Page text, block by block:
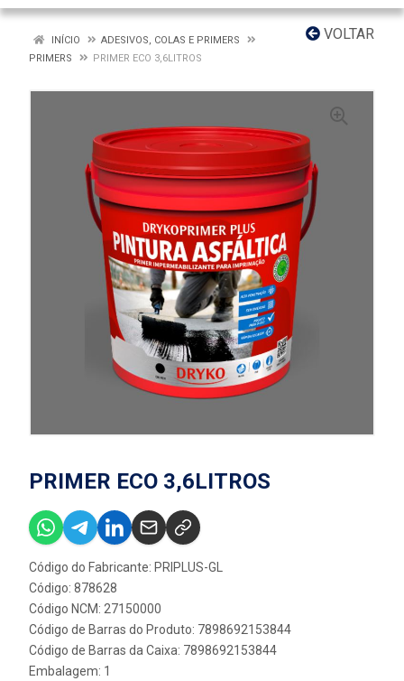
VOLTAR
INÍCIO
ADESIVOS, COLAS E PRIMERS
PRIMERS
PRIMER ECO 3,6LITROS
PRIMER ECO 3,6LITROS
Código do Fabricante: PRIPLUS-GL
Código: 878628
Código NCM: 27150000
Código de Barras do Produto: 7898692153844
Código de Barras da Caixa: 7898692153844
Embalagem: 1